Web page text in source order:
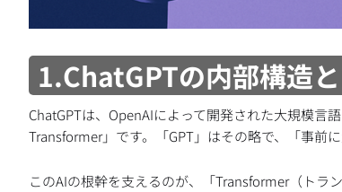
1.ChatGPTの内部構造
ChatGPTは、OpenAIによって開発された大規模言
Transformer」です。「GPT」はその略で、「事前
このAIの根幹を支えるのが、「Transformer（トラ